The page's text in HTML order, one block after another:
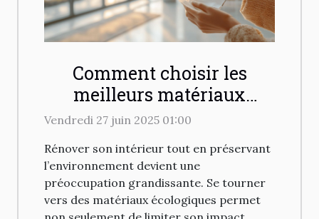
Comment choisir les
meilleurs matériaux
écologiques pour rénover
Vendredi 27 juin 2025 01:00
Rénover son intérieur tout en préservant
l’environnement devient une
préoccupation grandissante. Se tourner
vers des matériaux écologiques permet